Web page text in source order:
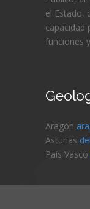
el Estado,
capacidad
funciones
Aragón
Asturias
País Vasco